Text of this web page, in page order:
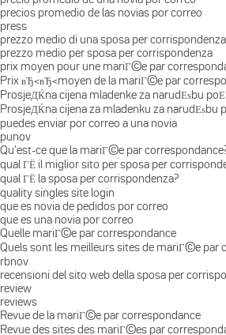
precios promedio de las novias por correo
press
prezzo medio di una sposa per corrispondenza
prezzo medio per sposa per corrispondenza
prix moyen pour une mariГ©e par
Prix вЂ‹вЂ‹moyen de la mariГ©e par
ProsjeДЌna cijena mladenke za narudЕѕbu
ProsjeДЌna cijena za mladenku za narudЕѕbu
puedes enviar por correo a una novia
punov
Qu'est-ce que la mariГ©e par
qual ГЁ il miglior sito per sposa per
qual ГЁ la sposa per corrispondenza?
quality singles site login
que es novia de pedidos por correo
que es una novia por correo
Quelle mariГ©e par correspondance
Quels sont les meilleurs sites de mariГ©e par
rbnov
recensioni del sito web della sposa per
review
reviews
Revue de la mariГ©e par correspondance
Revue des sites des mariГ©es par